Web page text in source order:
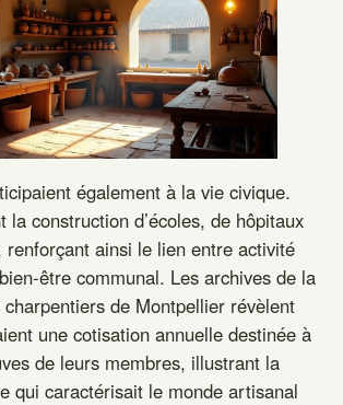
également à la vie civique.
la construction d’écoles, de hôpitaux
renforçant ainsi le lien entre activité
communal. Les archives de la
de Montpellier révèlent
une cotisation annuelle destinée à
de leurs membres, illustrant la
qui caractérisait le monde artisanal